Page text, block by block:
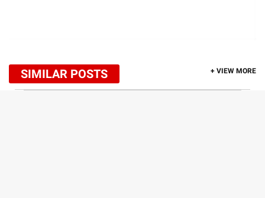
SIMILAR POSTS + VIEW MORE